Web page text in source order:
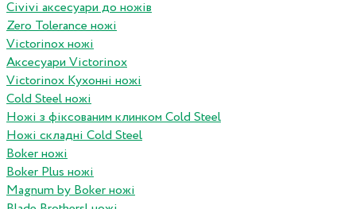
Civivi аксесуари до ножів
Zero Tolerance ножі
Victorinox ножі
Аксесуари Victorinox
Victorinox Кухонні ножі
Cold Steel ножі
Ножі з фіксованим клинком Cold Steel
Ножі складні Cold Steel
Boker ножі
Boker Plus ножі
Magnum by Boker ножі